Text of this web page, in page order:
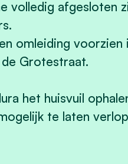
volledig afgesloten
omleiding voorzien
Grotestraat.
het huisvuil
te laten